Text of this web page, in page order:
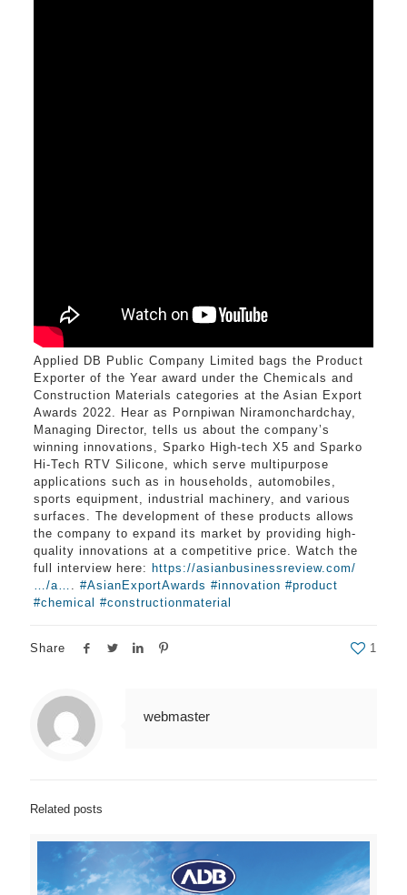
Applied DB Public Company Limited bags the Product
Exporter of the Year award under the Chemicals and
Construction Materials categories at the Asian Export
Awards 2022. Hear as Pornpiwan Niramonchardchay,
Managing Director, tells us about the company’s
winning innovations, Sparko High-tech X5 and Sparko
Hi-Tech RTV Silicone, which serve multipurpose
applications such as in households, automobiles,
sports equipment, industrial machinery, and various
surfaces. The development of these products allows
the company to expand its market by providing high-
quality innovations at a competitive price. Watch the
full interview here: https://asianbusinessreview.com/
…/a… . #AsianExportAwards #innovation #product
#chemical #constructionmaterial
Share 1
webmaster
Related posts